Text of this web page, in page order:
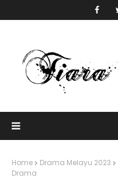
Home Drama Melayu 2023
Drama